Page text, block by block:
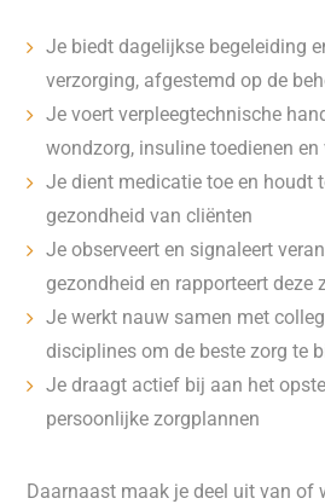
Je biedt dagelijkse begeleiding
verzorging, afgestemd op de
Je voert verpleegtechnische
wondzorg, insuline toedienen en
Je dient medicatie toe en houdt
gezondheid van cliënten
Je observeert en signaleert
gezondheid en rapporteert deze
Je werkt nauw samen met
disciplines om de beste zorg te
Je draagt actief bij aan het
persoonlijke zorgplannen
Daarnaast maak je deel uit van of